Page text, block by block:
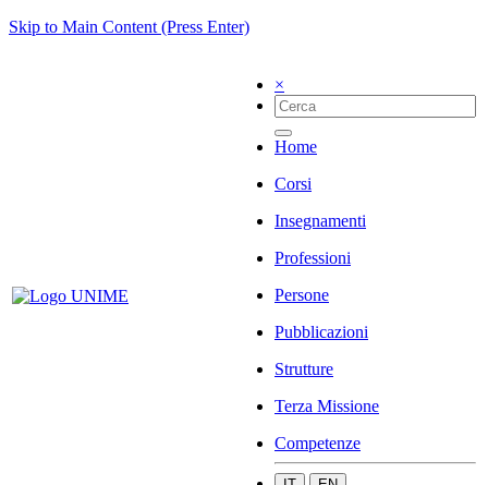
Skip to Main Content (Press Enter)
×
Home
Corsi
Insegnamenti
Professioni
Persone
Pubblicazioni
Strutture
Terza Missione
Competenze